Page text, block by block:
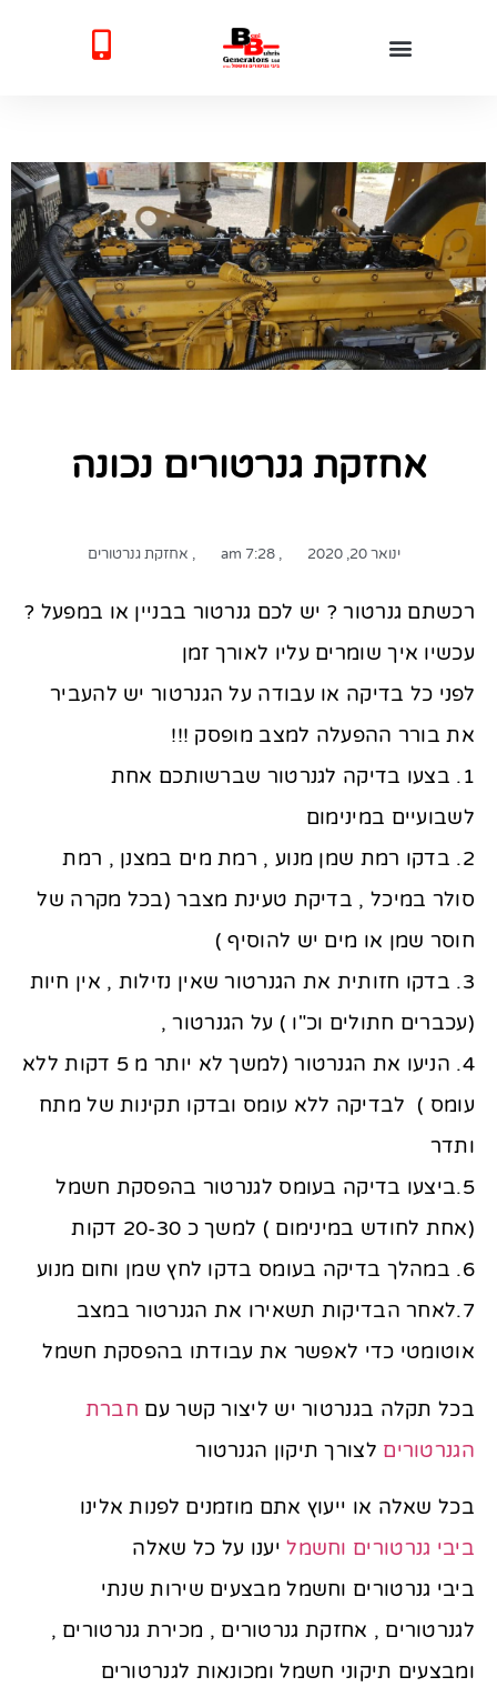
אחזקת גנרטורים נכונה
ינואר 20, 2020 ,
7:28 am
, אחזקת גנרטורים
רכשתם גנרטור ? יש לכם גנרטור בבניין או במפעל ?
עכשיו איך שומרים עליו לאורך זמן
לפני כל בדיקה או עבודה על הגנרטור יש להעביר
את בורר ההפעלה למצב מופסק !!!
1. בצעו בדיקה לגנרטור שברשותכם אחת
לשבועיים במינימום
2. בדקו רמת שמן מנוע , רמת מים במצנן , רמת
סולר במיכל , בדיקת טעינת מצבר (בכל מקרה של
חוסר שמן או מים יש להוסיף )
3. בדקו חזותית את הגנרטור שאין נזילות , אין חיות
(עכברים חתולים וכ"ו ) על הגנרטור ,
4. הניעו את הגנרטור (למשך לא יותר מ 5 דקות ללא
עומס ) לבדיקה ללא עומס ובדקו תקינות של מתח
ותדר
5.ביצעו בדיקה בעומס לגנרטור בהפסקת חשמל
(אחת לחודש במינימום ) למשך כ 20-30 דקות
6. במהלך בדיקה בעומס בדקו לחץ שמן וחום מנוע
7.לאחר הבדיקות תשאירו את הגנרטור במצב
אוטומטי כדי לאפשר את עבודתו בהפסקת חשמל
בכל תקלה בגנרטור יש ליצור קשר עם חברת
הגנרטורים לצורך תיקון הגנרטור
בכל שאלה או ייעוץ אתם מוזמנים לפנות אלינו
ביבי גנרטורים וחשמליענו על כל שאלה
ביבי גנרטורים וחשמל מבצעים שירות שנתי
לגנרטורים , אחזקת גנרטורים , מכירת גנרטורים ,
ומבצעים תיקוני חשמל ומכונאות לגנרטורים